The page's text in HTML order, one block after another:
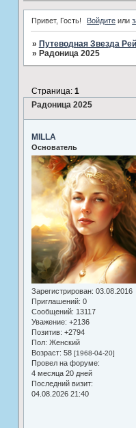
Привет, Гость! Войдите или
» Путеводная Звезда
» Радоница 2025
Радоница 2025
Страница: 1
MILLA
Основатель
Зарегистрирован: 03.08.2016
Приглашений: 0
Сообщений: 13117
Уважение: +2136
Позитив: +2794
Пол: Женский
Возраст: 58 [1968-04-20]
Провел на форуме:
4 месяца 20 дней
Последний визит:
04.08.2026 21:40